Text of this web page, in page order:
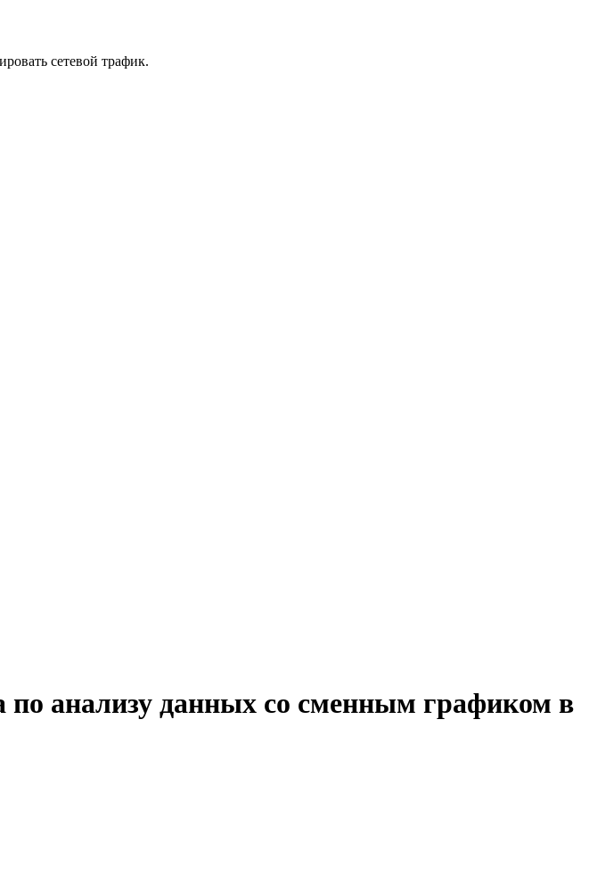
сетевой трафик.
по анализу данных со сменным графиком в